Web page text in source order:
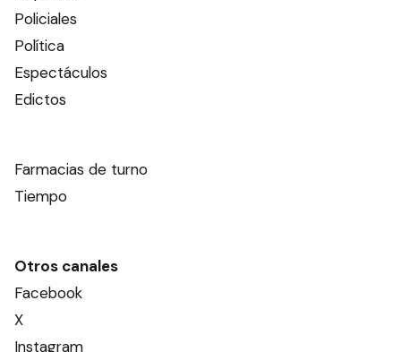
Policiales
Política
Espectáculos
Edictos
Farmacias de turno
Tiempo
Otros canales
Facebook
X
Instagram